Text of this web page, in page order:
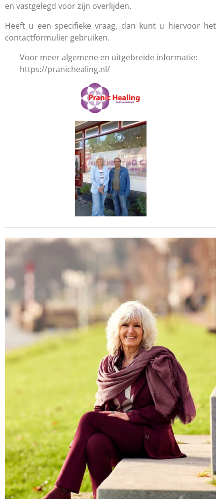
en vastgelegd voor zijn overlijden.
Heeft u een specifieke vraag, dan kunt u hiervoor het
contactformulier gebruiken.
Voor meer algemene en uitgebreide informatie:
https://pranichealing.nl/